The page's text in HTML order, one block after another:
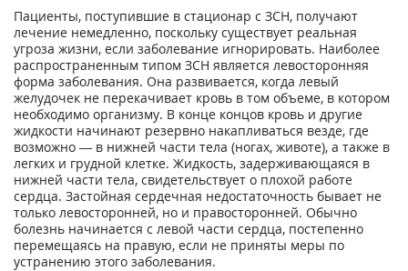
Пациенты, поступившие в стационар с ЗСН, получают
лечение немедленно, поскольку существует реальная
угроза жизни, если заболевание игнорировать. Наиболее
распространенным типом ЗСН является левосторонняя
форма заболевания. Она развивается, когда левый
желудочек не перекачивает кровь в том объеме, в котором
необходимо организму. В конце концов кровь и другие
жидкости начинают резервно накапливаться везде, где
возможно — в нижней части тела (ногах, животе), а также в
легких и грудной клетке. Жидкость, задерживающаяся в
нижней части тела, свидетельствует о плохой работе
сердца. Застойная сердечная недостаточность бывает не
только левосторонней, но и правосторонней. Обычно
болезнь начинается с левой части сердца, постепенно
перемещаясь на правую, если не приняты меры по
устранению этого заболевания.